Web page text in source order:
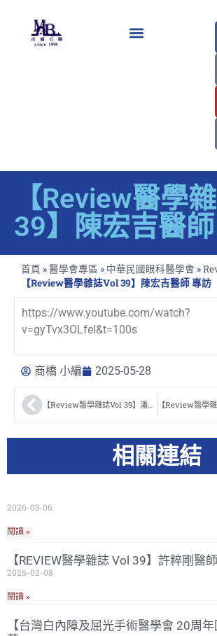
【Review醫學
39】陳宏吉醫
首頁 »醫學會專區 » 中華民國眼科醫學會 »
【Review醫學雜誌Vol 39】陳宏吉醫師 專訪
https://www.youtube.com/watch?
v=gyTvx3OLfeI&t=100s
商橋 小編 2025-05-28
【Review醫學雜誌Vol 39】潘志勤醫師 專訪
相關連結
2026-03-06
閱讀 »
【REVIEW醫學雜誌 Vol 39】許粹剛醫
2026-02-08
閱讀 »
【台灣白內障及屈光手術醫學會 20周